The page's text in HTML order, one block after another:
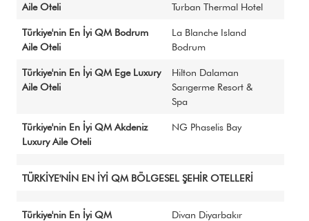
Aile Oteli
Turban Thermal Hotel
Türkiye'nin En İyi QM Bodrum
Aile Oteli
La Blanche Island
Bodrum
Türkiye'nin En İyi QM Ege Luxury
Aile Oteli
Hilton Dalaman
Sarıgerme Resort &
Spa
Türkiye'nin En İyi QM Akdeniz
Luxury Aile Oteli
NG Phaselis Bay
TÜRKİYE'NİN EN İYİ QM BÖLGESEL ŞEHİR OTELLERİ
Türkiye'nin En İyi QM
Divan Diyarbakır